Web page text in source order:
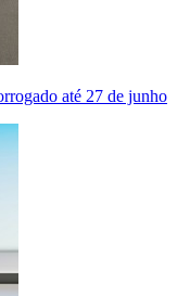
até 27 de junho